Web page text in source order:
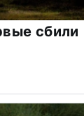
сбили